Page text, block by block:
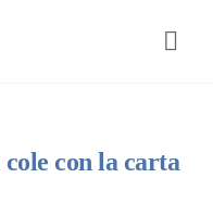
con la carta